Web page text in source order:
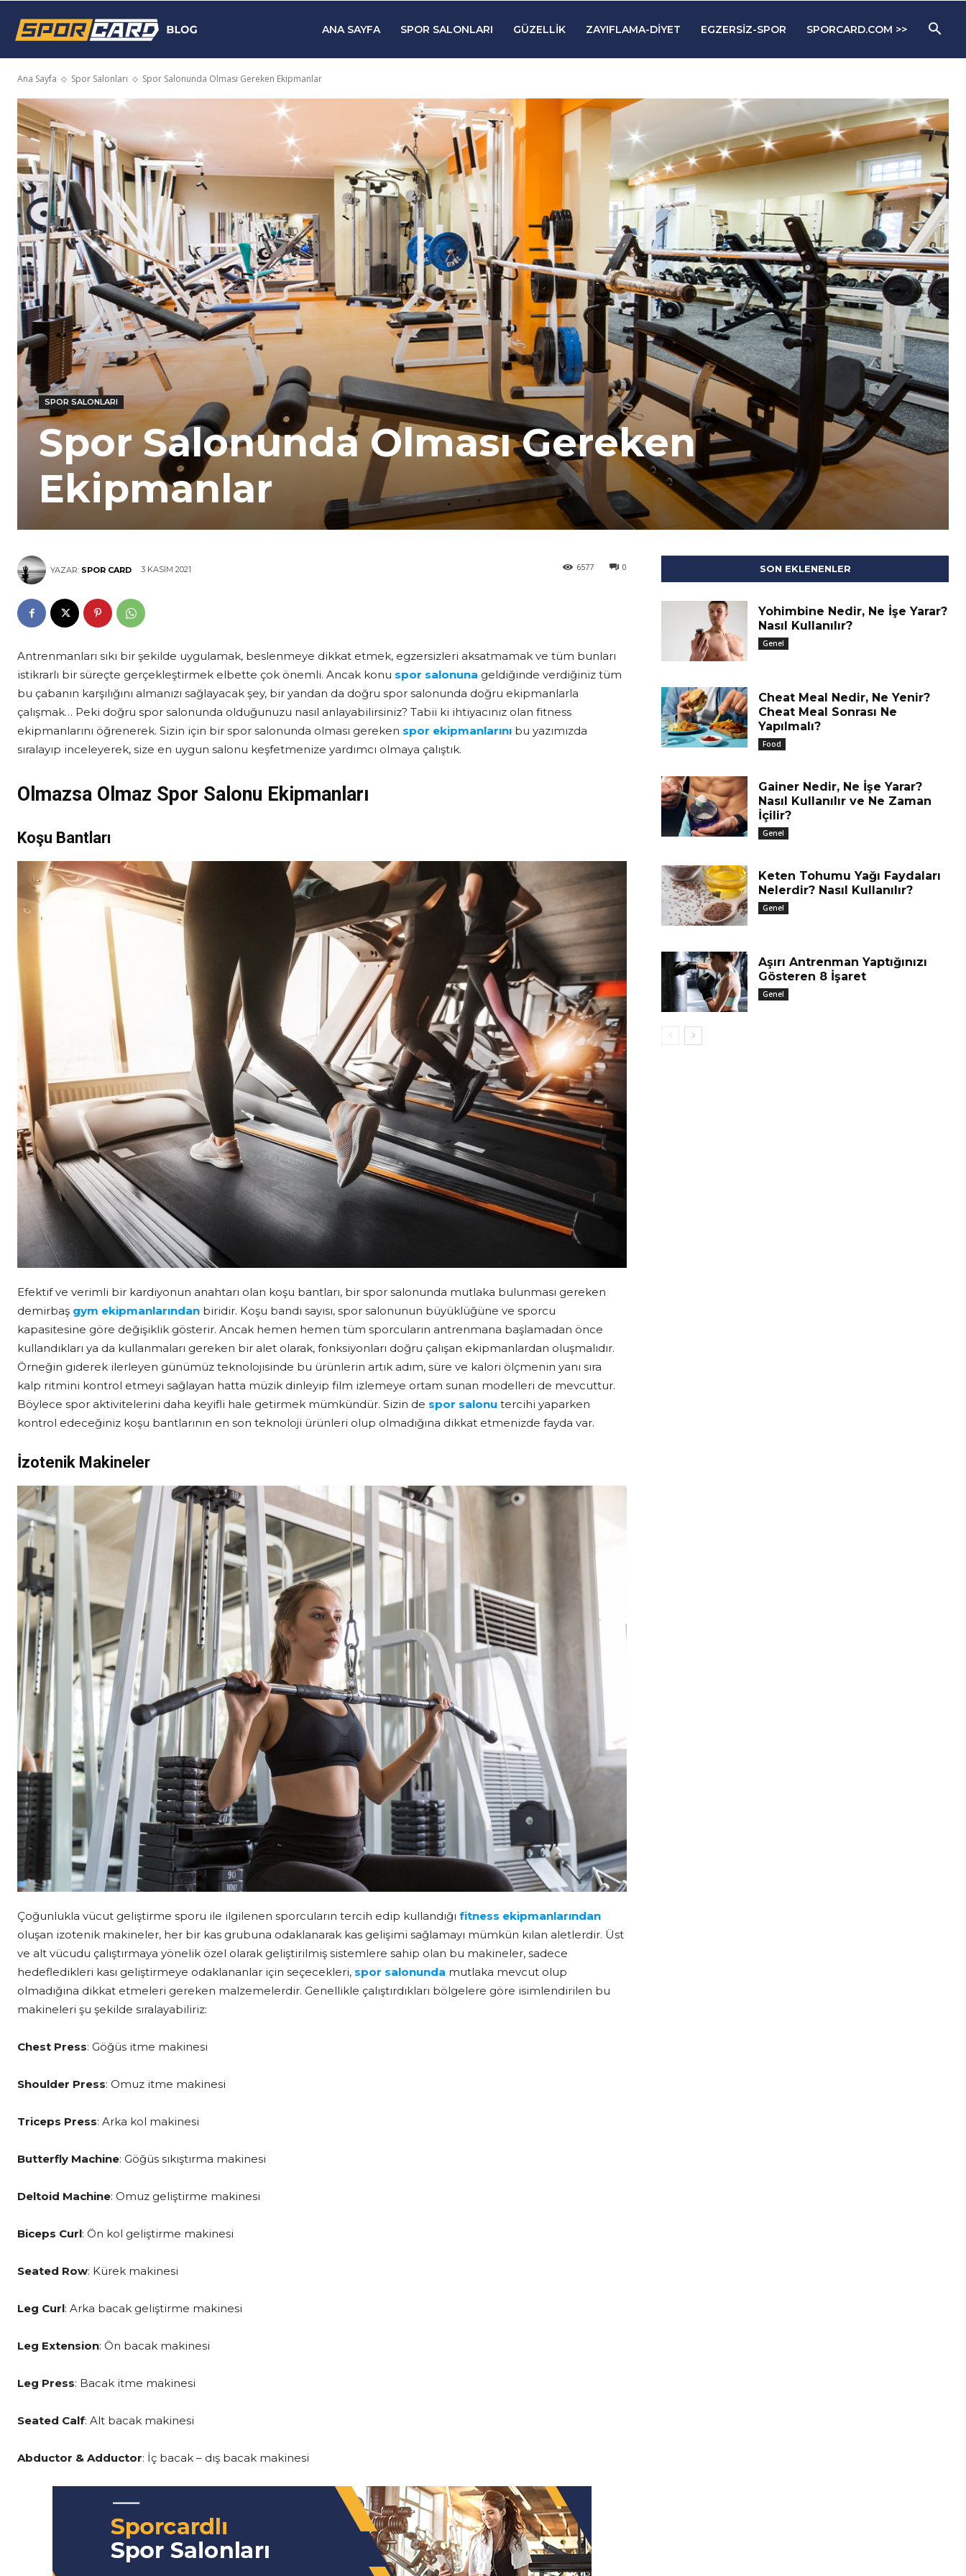
Blog
ANA SAYFA SPOR SALONLARI GÜZELLIK ZAYIFLAMA-DIYET EGZERSIZ-SPOR SPORCARD.COM >>
Ana Sayfa Spor Salonları Spor Salonunda Olması Gereken Ekipmanlar
SPOR SALONLARI
Spor Salonunda Olması Gereken
Ekipmanlar
YAZAR: SPOR CARD 3 KASIM 2021 0
6577
Antrenmanları sıkı bir şekilde uygulamak, beslenmeye dikkat etmek, egzersizleri aksatmamak ve tüm bunları
istikrarlı bir süreçte gerçekleştirmek elbette çok önemli. Ancak konu spor salonuna geldiğinde verdiğiniz tüm
bu çabanın karşılığını almanızı sağlayacak şey, bir yandan da doğru spor salonunda doğru ekipmanlarla
çalışmak… Peki doğru spor salonunda olduğunuzu nasıl anlayabilirsiniz? Tabii ki ihtiyacınız olan fitness
ekipmanlarını öğrenerek. Sizin için bir spor salonunda olması gereken spor ekipmanlarını bu yazımızda
sıralayıp inceleyerek, size en uygun salonu keşfetmenize yardımcı olmaya çalıştık.
Olmazsa Olmaz Spor Salonu Ekipmanları
Koşu Bantları
Efektif ve verimli bir kardiyonun anahtarı olan koşu bantları, bir spor salonunda mutlaka bulunması gereken
demirbaş gym ekipmanlarından biridir. Koşu bandı sayısı, spor salonunun büyüklüğüne ve sporcu
kapasitesine göre değişiklik gösterir. Ancak hemen hemen tüm sporcuların antrenmana başlamadan önce
kullandıkları ya da kullanmaları gereken bir alet olarak, fonksiyonları doğru çalışan ekipmanlardan oluşmalıdır.
Örneğin giderek ilerleyen günümüz teknolojisinde bu ürünlerin artık adım, süre ve kalori ölçmenin yanı sıra
kalp ritmini kontrol etmeyi sağlayan hatta müzik dinleyip film izlemeye ortam sunan modelleri de mevcuttur.
Böylece spor aktivitelerini daha keyifli hale getirmek mümkündür. Sizin de spor salonu tercihi yaparken
kontrol edeceğiniz koşu bantlarının en son teknoloji ürünleri olup olmadığına dikkat etmenizde fayda var.
İzotenik Makineler
Çoğunlukla vücut geliştirme sporu ile ilgilenen sporcuların tercih edip kullandığı fitness ekipmanlarından
oluşan izotenik makineler, her bir kas grubuna odaklanarak kas gelişimi sağlamayı mümkün kılan aletlerdir. Üst
ve alt vücudu çalıştırmaya yönelik özel olarak geliştirilmiş sistemlere sahip olan bu makineler, sadece
hedefledikleri kası geliştirmeye odaklananlar için seçecekleri, spor salonunda mutlaka mevcut olup
olmadığına dikkat etmeleri gereken malzemelerdir. Genellikle çalıştırdıkları bölgelere göre isimlendirilen bu
makineleri şu şekilde sıralayabiliriz:
Chest Press: Göğüs itme makinesi
Shoulder Press: Omuz itme makinesi
Triceps Press: Arka kol makinesi
Butterfly Machine: Göğüs sıkıştırma makinesi
Deltoid Machine: Omuz geliştirme makinesi
Biceps Curl: Ön kol geliştirme makinesi
Seated Row: Kürek makinesi
Leg Curl: Arka bacak geliştirme makinesi
Leg Extension: Ön bacak makinesi
Leg Press: Bacak itme makinesi
Seated Calf: Alt bacak makinesi
Abductor & Adductor: İç bacak – dış bacak makinesi
SON EKLENENLER
Yohimbine Nedir, Ne İşe Yarar?
Nasıl Kullanılır?
Genel
Cheat Meal Nedir, Ne Yenir?
Cheat Meal Sonrası Ne
Yapılmalı?
Food
Gainer Nedir, Ne İşe Yarar?
Nasıl Kullanılır ve Ne Zaman
İçilir?
Genel
Keten Tohumu Yağı Faydaları
Nelerdir? Nasıl Kullanılır?
Genel
Aşırı Antrenman Yaptığınızı
Gösteren 8 İşaret
Genel